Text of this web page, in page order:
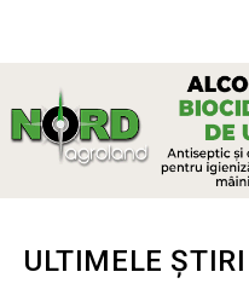
ULTIMELE ȘTIRI